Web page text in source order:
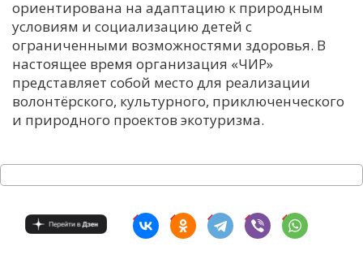
ориентирована на адаптацию к природным
условиям и социализацию детей с
ограниченными возможностями здоровья. В
настоящее время организация «ЧИР»
представляет собой место для реализации
волонтёрского, культурного, приключенческого
и природного проектов экотуризма.